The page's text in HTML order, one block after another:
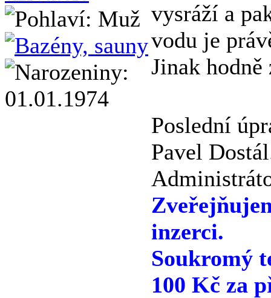
vysráží a
vodu je
Jinak hodně
Poslední
Pavel
inzerci.
Soukromý
100 Kč za